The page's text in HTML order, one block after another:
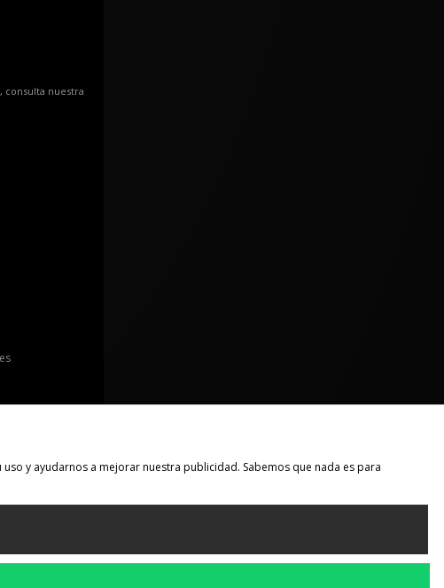
consulta nuestra
y ayudarnos a mejorar nuestra publicidad. Sabemos que nada es para